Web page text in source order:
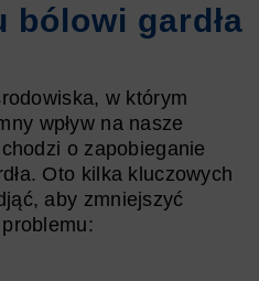
bólowi gardła
w którym
wpływ na nasze
o zapobieganie
Oto kilka kluczowych
aby zmniejszyć